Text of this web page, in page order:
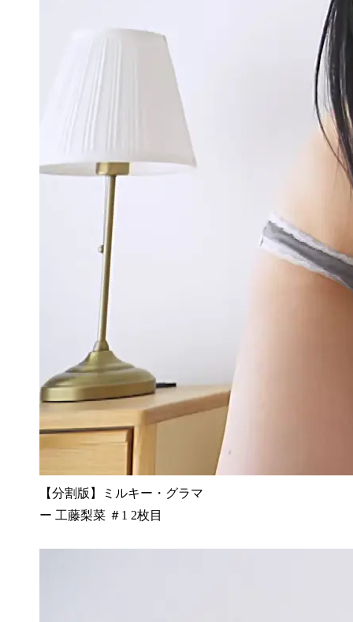
【分割版】ミルキー・グラマ
ー 工藤梨菜 ＃1 2枚目